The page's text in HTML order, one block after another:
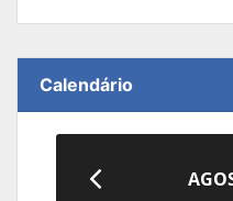
Calendário